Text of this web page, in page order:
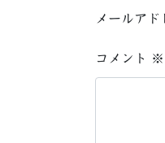
メールアド
コメント ※